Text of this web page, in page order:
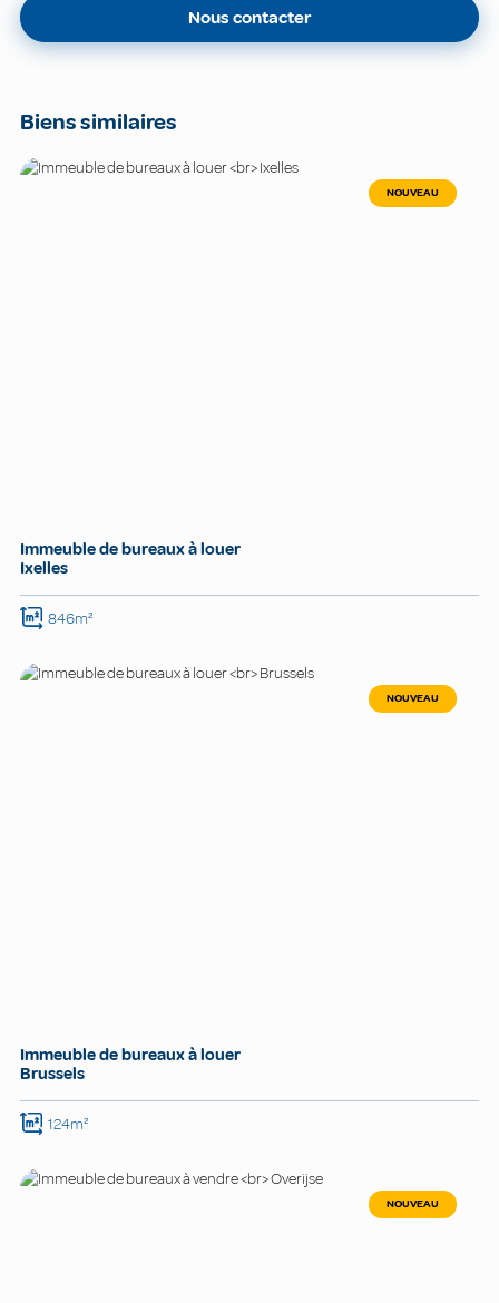
Nous contacter
Biens similaires
NOUVEAU
Immeuble de bureaux à louer
Ixelles
846m²
NOUVEAU
Immeuble de bureaux à louer
Brussels
124m²
NOUVEAU